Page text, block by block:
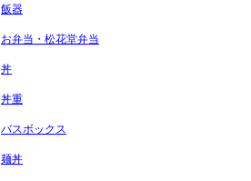
飯器
お弁当・松花堂弁当
丼
丼重
バスボックス
麺丼